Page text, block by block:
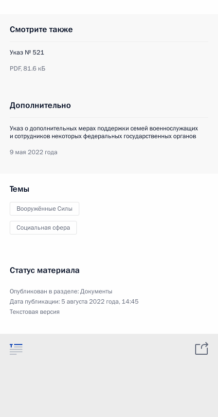
Смотрите также
Указ № 521
PDF,81.6 кБ
Дополнительно
Указ о дополнительных мерах поддержки семей военнослужащих
и сотрудников некоторых федеральных государственных органов
9 мая 2022 года
Темы
Вооружённые Силы
Социальная сфера
Статус материала
Опубликован в разделе:Документы
Дата публикации:5 августа 2022 года, 14:45
Текстовая версия